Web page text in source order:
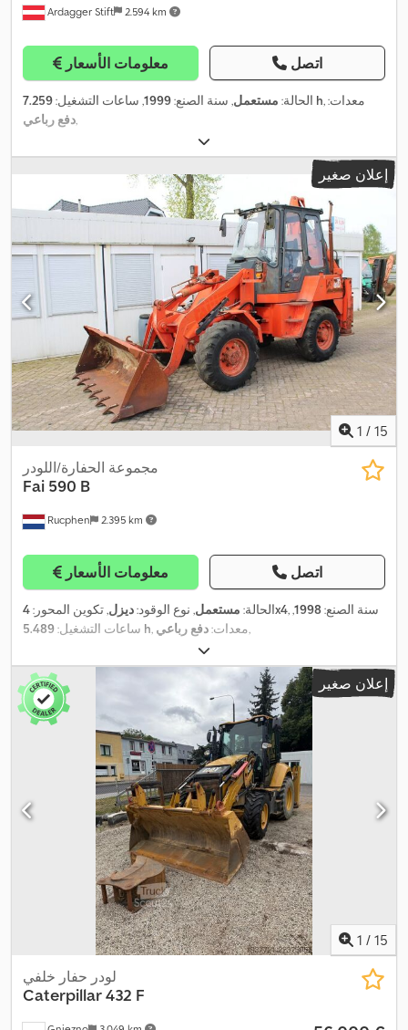
Ardagger Stift 2.594 km
معلومات الأسعار اتصل
الحالة: مستعمل, سنة الصنع:1999, ساعات التشغيل: 7.259 h , معدات:
دفع رباعي,
إعلان صغير
1 / 15
Rucphen 2.395 km
مجموعة الحفارة/اللودر
Fai 590 B
معلومات الأسعار اتصل
الحالة: مستعمل, نوع الوقود:ديزل, تكوين المحور: 4x4 , سنة الصنع:1998
,
ساعات التشغيل: 5.489 h , معدات:دفع رباعي
إعلان صغير
1 / 15
لودر حفار خلفي
Caterpillar432 F